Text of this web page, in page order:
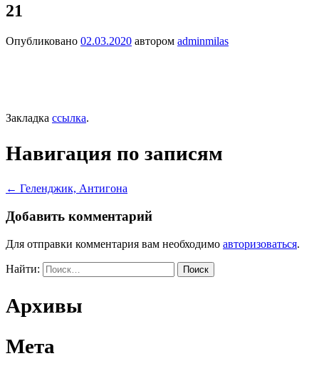
21
Опубликовано 02.03.2020 автором adminmilas
Закладка ссылка.
Навигация по записям
← Геленджик, Антигона
Добавить комментарий
Для отправки комментария вам необходимо авторизоваться.
Найти:
Архивы
Мета